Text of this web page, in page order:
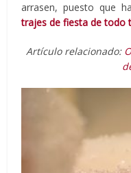
arrasen, puesto que
trajes de fiesta de todo
Artículo relacionado: